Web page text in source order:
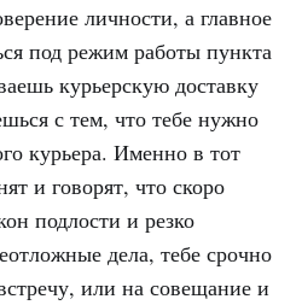
личности, а главное
под режим работы пункта
курьерскую доставку
с тем, что тебе нужно
курьера. Именно в тот
и говорят, что скоро
подлости и резко
дела, тебе срочно
или на совещание и